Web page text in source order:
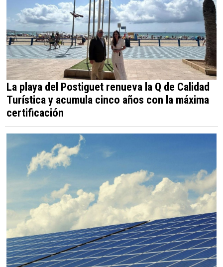
La playa del Postiguet renueva la Q de Calidad
Turística y acumula cinco años con la máxima
certificación